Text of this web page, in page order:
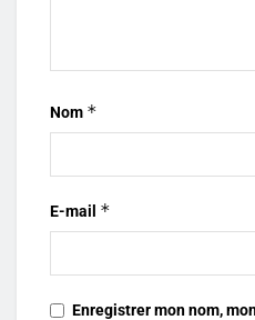
Nom *
E-mail *
Enregistrer mon nom,